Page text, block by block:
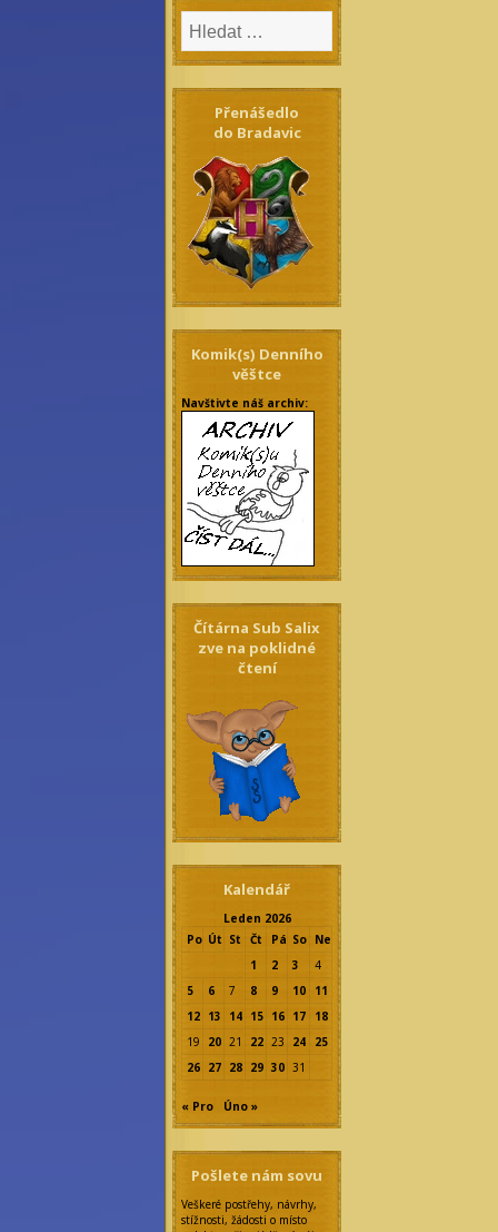
Přenášedlo
do Bradavic
Komik(s) Denního
věštce
Navštivte náš archiv:
Čítárna Sub Salix
zve na poklidné
čtení
Kalendář
Leden 2026
Po Út St Čt Pá So Ne
1
2 3
4
5
6 7 8 9 10
11
12 13 14 15 16 17
18
19
20 21 22 23 24
25
26 27 28 29 30 31
« Pro Úno »
Pošlete nám sovu
Veškeré postřehy, návrhy,
stížnosti, žádosti o místo